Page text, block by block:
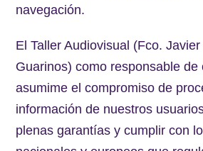
navegación.
El Taller Audiovisual (Fco.
Guarinos) como responsable de
asumime el compromiso de
información de nuestros
plenas garantías y cumplir con